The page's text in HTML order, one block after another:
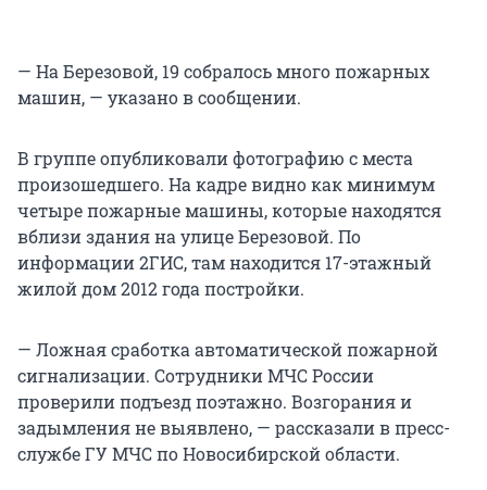
— На Березовой, 19 собралось много пожарных
машин, — указано в сообщении.
В группе опубликовали фотографию с места
произошедшего. На кадре видно как минимум
четыре пожарные машины, которые находятся
вблизи здания на улице Березовой. По
информации 2ГИС, там находится 17-этажный
жилой дом 2012 года постройки.
— Ложная сработка автоматической пожарной
сигнализации. Сотрудники МЧС России
проверили подъезд поэтажно. Возгорания и
задымления не выявлено, — рассказали в пресс-
службе ГУ МЧС по Новосибирской области.